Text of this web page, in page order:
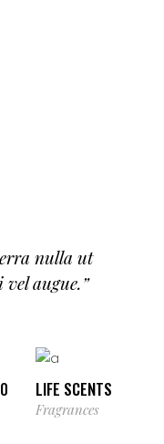
nulla ut
augue.”
LIFE SCENTS
Fragrances